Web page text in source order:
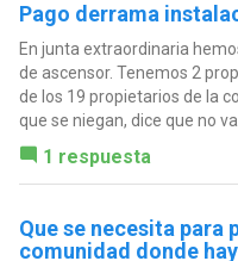
Pago derrama
En junta extraordinaria
de ascensor. Tenemos 2
de los 19 propietarios de la
que se niegan, dice que no
1 respuesta
Que se necesita para
comunidad donde